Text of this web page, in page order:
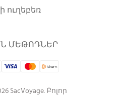
ուղեբեռ
ՄԵԹՈԴՆԵՐ
SacVoyage. Բոլոր